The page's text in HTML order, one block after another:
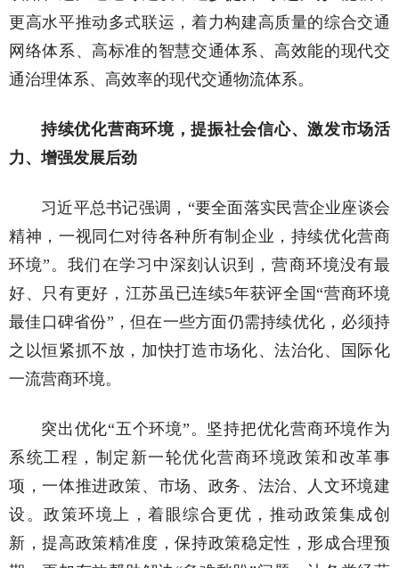
更高水平推动多式联运，着力构建高质量的综合交通
网络体系、高标准的智慧交通体系、高效能的现代交
通治理体系、高效率的现代交通物流体系。
持续优化营商环境，提振社会信心、激发市场活
力、增强发展后劲
习近平总书记强调，“要全面落实民营企业座谈会
精神，一视同仁对待各种所有制企业，持续优化营商
环境”。我们在学习中深刻认识到，营商环境没有最
好、只有更好，江苏虽已连续5年获评全国“营商环境
最佳口碑省份”，但在一些方面仍需持续优化，必须持
之以恒紧抓不放，加快打造市场化、法治化、国际化
一流营商环境。
突出优化“五个环境”。坚持把优化营商环境作为
系统工程，制定新一轮优化营商环境政策和改革事
项，一体推进政策、市场、政务、法治、人文环境建
设。政策环境上，着眼综合更优，推动政策集成创
新，提高政策精准度，保持政策稳定性，形成合理预